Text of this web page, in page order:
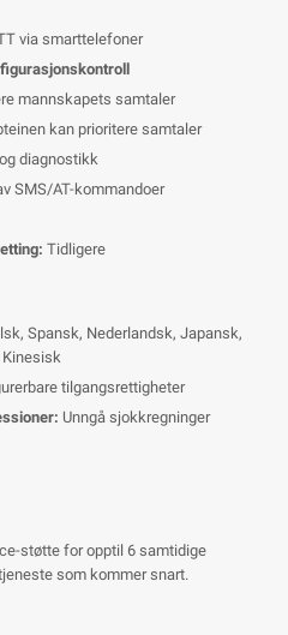
via smarttelefoner
mannskapets samtaler
kan prioritere samtaler
diagnostikk
SMS/AT-kommandoer
Tidligere
Spansk, Nederlandsk, Japansk,
tilgangsrettigheter
Unngå sjokkregninger
støtte for opptil 6 samtidige
som kommer snart.